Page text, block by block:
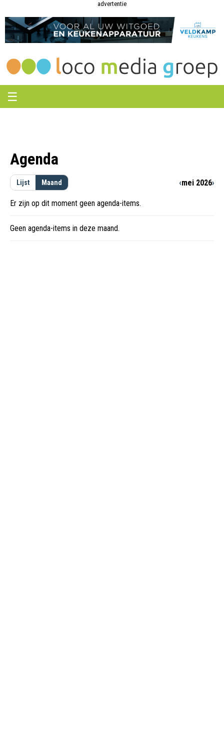
Groep
Groep
advertentie
☰
Agenda
Lijst Maand ‹mei 2026›
Er zijn op dit moment geen agenda-items.
Geen agenda-items in deze maand.